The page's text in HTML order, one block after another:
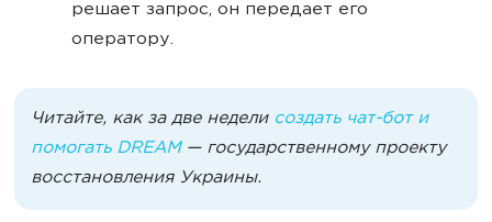
решает запрос, он передает его
оператору.
Читайте, как за две неделисоздать чат-бот и
помогать DREAM— государственному проекту
восстановления Украины.